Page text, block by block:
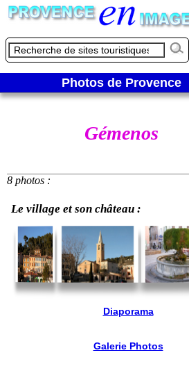
Photos de Provence
Gémenos
8 photos :
Le village et son château :
Diaporama
Galerie Photos